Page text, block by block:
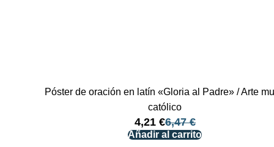
Póster de oración en latín «Gloria al Padre» / Arte
católico
6,47€
4,21 €
Añadir al carrito